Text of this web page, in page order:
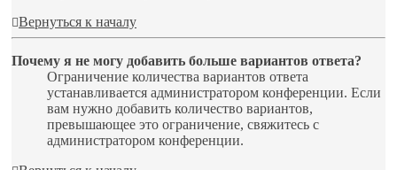
Вернуться к началу
Почему я не могу добавить больше вариантов ответа?
Ограничение количества вариантов ответа
устанавливается администратором конференции. Если
вам нужно добавить количество вариантов,
превышающее это ограничение, свяжитесь с
администратором конференции.